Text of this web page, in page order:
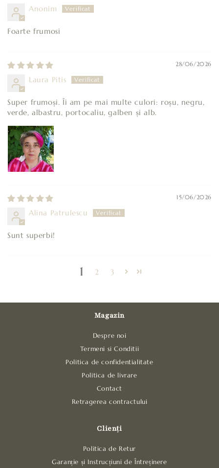
Anonim
Foarte frumosi
28/06/2026
Laura Pitis
Super frumoși. Îi am pe mai multe culori: roșu, negru,
verde, albastru, portocaliu, galben și alb.
15/06/2026
Alina Patrulescu
Sunt superbi!
1 2 3
Magazin
Despre noi
Termeni si Conditii
Politica de confidentialitate
Politica de livrare
Contact
Retragerea contractului
Clienți
Politica de Retur
Garanție și Instrucțiuni de Întreținere